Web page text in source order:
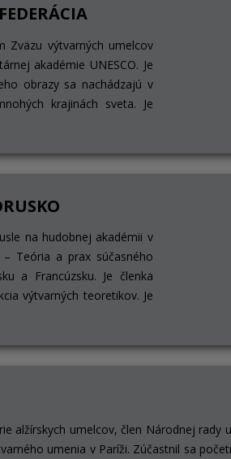
Zväzu výtvarných umelcov
akadémie UNESCO. Je
obrazy sa nachádzajú v
krajinách sveta. Je
na hudobnej akadémii v
Teória a prax súčasného
a Francúzsku. Je členka
výtvarných teoretikov. Je
alžírskych umelcov, člen Národnej rady
umenia v Paríži. Zúčastnil sa